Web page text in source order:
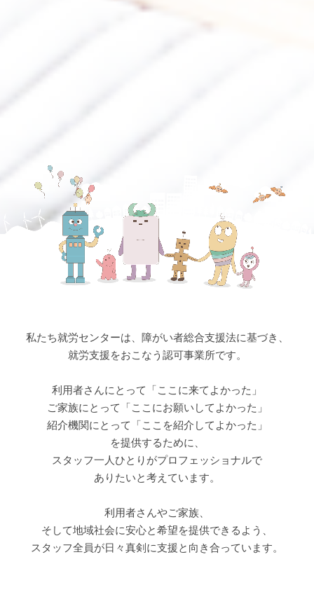
私たち就労センターは、障がい者総合支援法に基づき、
就労支援をおこなう認可事業所です。
利用者さんにとって「ここに来てよかった」
ご家族にとって「ここにお願いしてよかった」
紹介機関にとって「ここを紹介してよかった」
を提供するために、
スタッフ一人ひとりがプロフェッショナルで
ありたいと考えています。
利用者さんやご家族、
そして地域社会に安心と希望を提供できるよう、
スタッフ全員が日々真剣に支援と向き合っています。